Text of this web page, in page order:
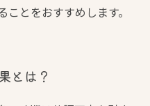
とをおすすめします。
とは？